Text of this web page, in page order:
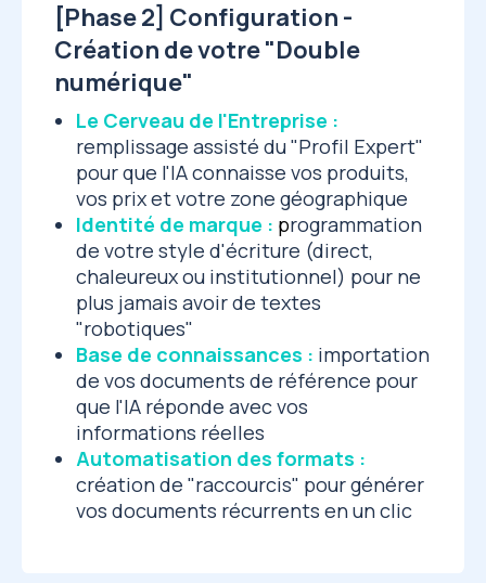
[Phase 2] Configuration -
Création de votre "Double
numérique"
Le Cerveau de l'Entreprise :
remplissage assisté du "Profil Expert"
pour que l'IA connaisse vos produits,
vos prix et votre zone géographique
Identité de marque : programmation
de votre style d'écriture (direct,
chaleureux ou institutionnel) pour ne
plus jamais avoir de textes
"robotiques"
Base de connaissances : importation
de vos documents de référence pour
que l'IA réponde avec vos
informations réelles
Automatisation des formats :
création de "raccourcis" pour générer
vos documents récurrents en un clic